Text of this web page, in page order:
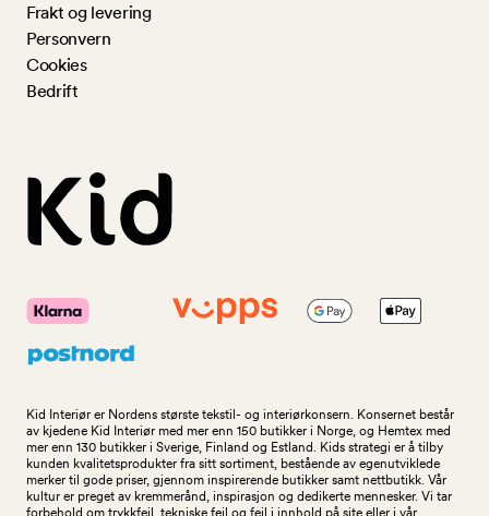
Frakt og levering
Personvern
Cookies
Bedrift
Kid Interiør er Nordens største tekstil- og interiørkonsern. Konsernet består
av kjedene Kid Interiør med mer enn 150 butikker i Norge, og Hemtex med
mer enn 130 butikker i Sverige, Finland og Estland. Kids strategi er å tilby
kunden kvalitetsprodukter fra sitt sortiment, bestående av egenutviklede
merker til gode priser, gjennom inspirerende butikker samt nettbutikk. Vår
kultur er preget av kremmerånd, inspirasjon og dedikerte mennesker. Vi tar
forbehold om trykkfeil, tekniske feil og feil i innhold på site eller i vår